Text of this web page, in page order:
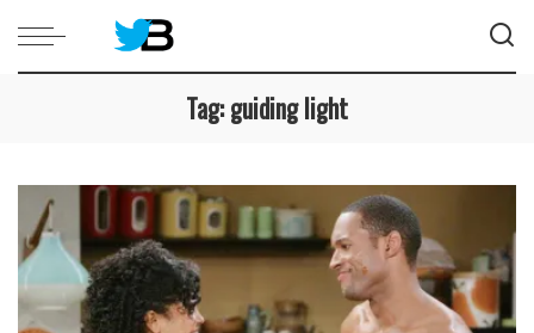
Tag:guiding light